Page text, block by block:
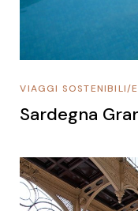
/
VIAGGI SOSTENIBILI
Sardegna